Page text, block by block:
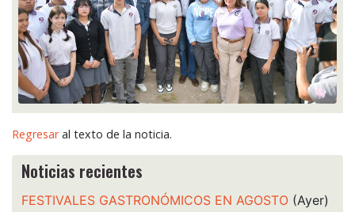
Regresaral texto de la noticia.
Noticias recientes
FESTIVALES GASTRONÓMICOS EN AGOSTO (Ayer)